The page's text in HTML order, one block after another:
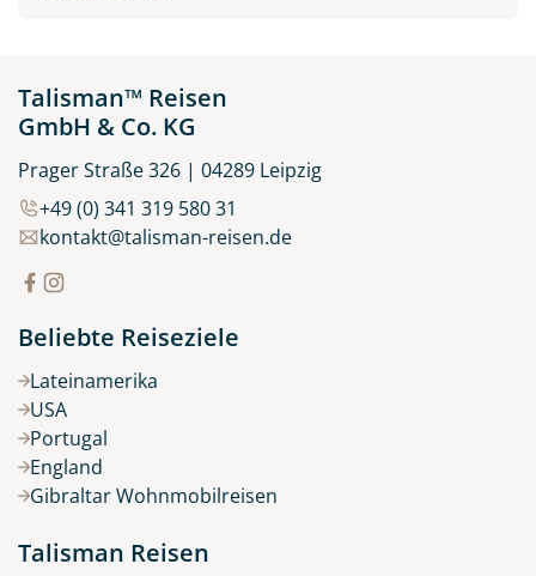
Talisman™ Reisen
GmbH & Co. KG
Prager Straße 326 | 04289 Leipzig
+49 (0) 341 319 580 31
kontakt@talisman-reisen.de
Beliebte Reiseziele
Lateinamerika
USA
Portugal
England
Gibraltar Wohnmobilreisen
Talisman Reisen